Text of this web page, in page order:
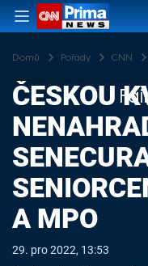
Domů Pořady CNN
ČESKOU
A MPO
29. pro 2022, 13:53